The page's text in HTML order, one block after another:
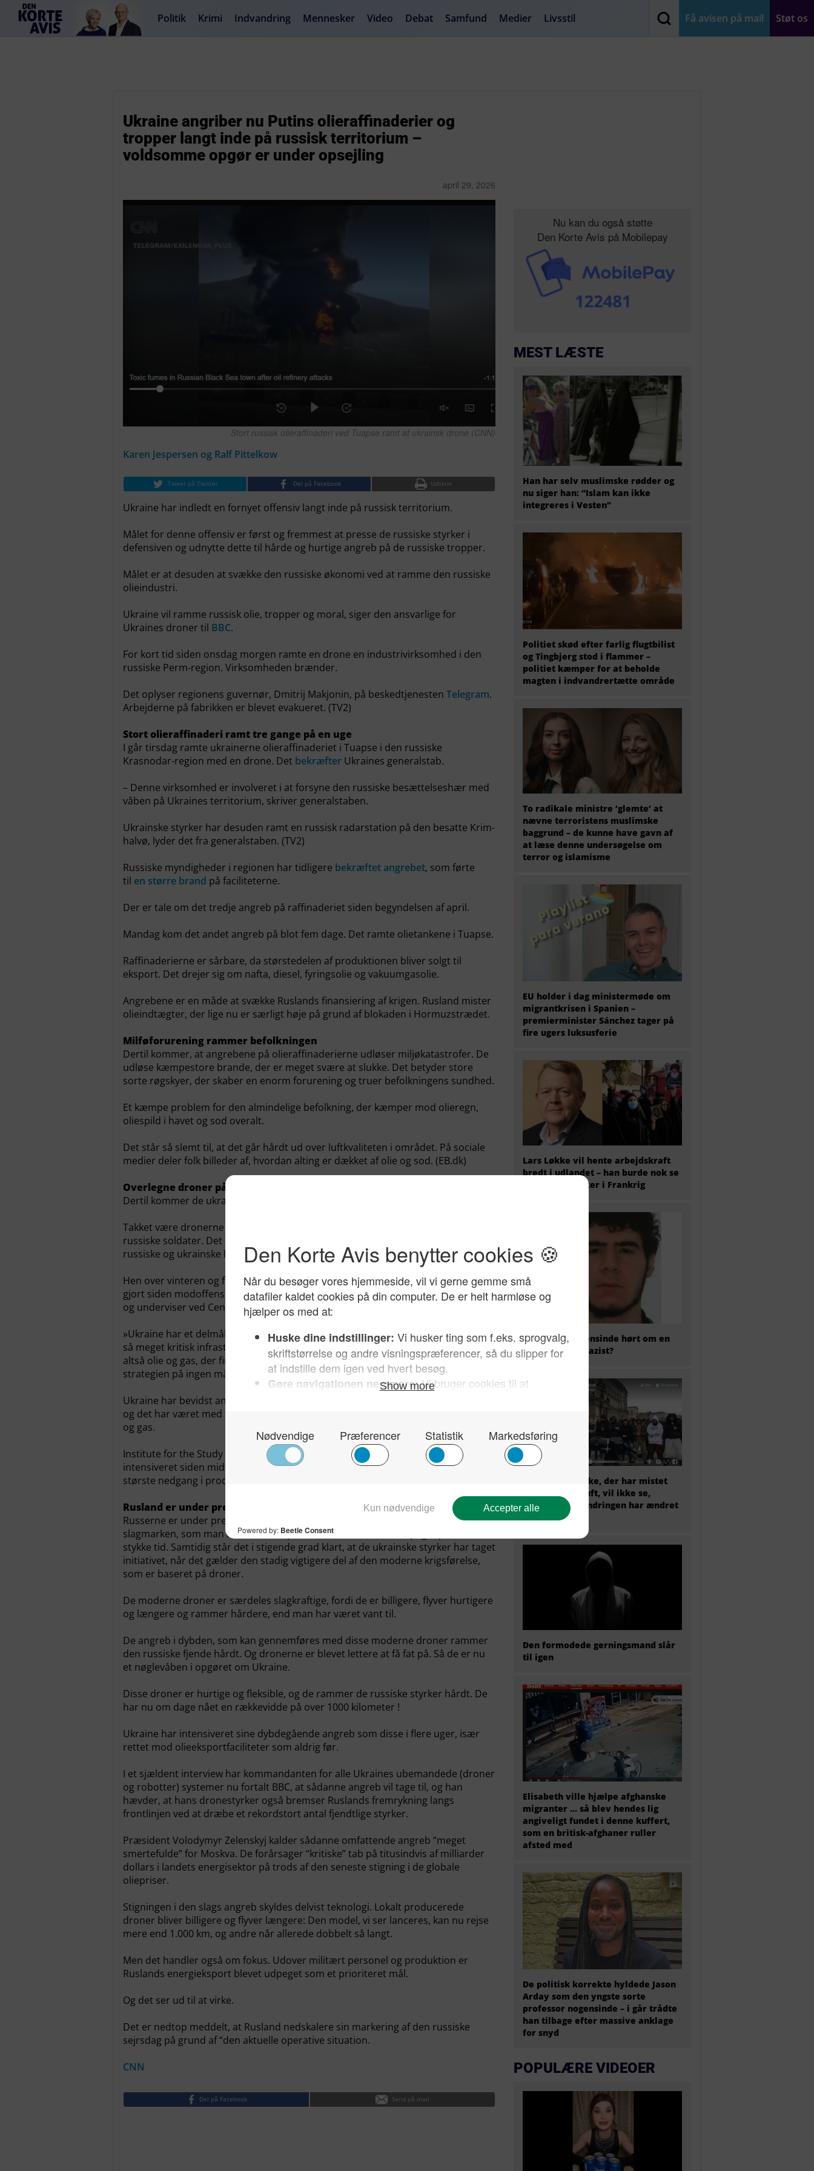
Få avisen på mail Støt os
Politik Krimi Indvandring Mennesker Video Debat Samfund Medier Livsstil
Ukraine angriber nu Putins olieraffinaderier og
tropper langt inde på russisk territorium –
voldsomme opgør er under opsejling
april 29, 2026
Stort russisk olieraffinaderi ved Tuapse ramt af ukrainsk drone (CNN)
Karen Jespersen og Ralf Pittelkow
Tweet på Twitter Del på Facebook Udskriv
Ukraine har indledt en fornyet offensiv langt inde på russisk territorium.
Målet for denne offensiv er først og fremmest at presse de russiske styrker i
defensiven og udnytte dette til hårde og hurtige angreb på de russiske tropper.
Målet er at desuden at svække den russiske økonomi ved at ramme den russiske
olieindustri.
Ukraine vil ramme russisk olie, tropper og moral, siger den ansvarlige for
Ukraines droner til BBC.
For kort tid siden onsdag morgen ramte en drone en industrivirksomhed i den
russiske Perm-region. Virksomheden brænder.
Det oplyser regionens guvernør, Dmitrij Makjonin, på beskedtjenesten Telegram.
Arbejderne på fabrikken er blevet evakueret. (TV2)
Stort olieraffinaderi ramt tre gange på en uge
I går tirsdag ramte ukrainerne olieraffinaderiet i Tuapse i den russiske
Krasnodar-region med en drone. Det bekræfter Ukraines generalstab.
– Denne virksomhed er involveret i at forsyne den russiske besættelseshær med
våben på Ukraines territorium, skriver generalstaben.
Ukrainske styrker har desuden ramt en russisk radarstation på den besatte Krim-
halvø, lyder det fra generalstaben. (TV2)
Russiske myndigheder i regionen har tidligere bekræftet angrebet, som førte
til en større brand på faciliteterne.
Der er tale om det tredje angreb på raffinaderiet siden begyndelsen af april.
Mandag kom det andet angreb på blot fem dage. Det ramte olietankene i Tuapse.
Raffinaderierne er sårbare, da størstedelen af produktionen bliver solgt til
eksport. Det drejer sig om nafta, diesel, fyringsolie og vakuumgasolie.
Angrebene er en måde at svække Ruslands finansiering af krigen. Rusland mister
olieindtægter, der lige nu er særligt høje på grund af blokaden i Hormuzstrædet.
Milføforurening rammer befolkningen
Dertil kommer, at angrebene på olieraffinaderierne udløser miljøkatastrofer. De
udløse kæmpestore brande, der er meget svære at slukke. Det betyder store
sorte røgskyer, der skaber en enorm forurening og truer befolkningens sundhed.
Et kæmpe problem for den almindelige befolkning, der kæmper mod olieregn,
oliespild i havet og sod overalt.
Det står så slemt til, at det går hårdt ud over luftkvaliteten i området. På sociale
medier deler folk billeder af, hvordan alting er dækket af olie og sod. (EB.dk)
Overlegne droner på slagmarken
Dertil kommer de ukrainske droner på slagmarken.
Takket være dronerne har Ukraine opnået et overtag på slagmarken over
russiske soldater. Det skriver Institute for the Study of War på baggrund af både
russiske og ukrainske kilder. (Politiken)
Hen over vinteren og foråret 2026 har Ukraine befriet et større areal, end de har
gjort siden modoffensiven i 2023. Det forklarer Alexander With, militæranalytiker
og underviser ved Center for Værnsfælles Operationer.
»Ukraine har et delmål, der hedder, at hvis de skal vinde krigen, skal de ødelægge
så meget kritisk infrastruktur i Rusland som muligt. For det er den infrastruktur,
altså olie og gas, der finansierer krigen«, siger Alexander With, der påpeger, at
strategien på ingen måde er et nyt fænomen. (Politiken)
Ukraine har bevidst angrebet hjørnestenene i den russiske infrastruktur i flere år,
og det har været med til at presse russisk økonomi, der hviler på eksport af olie
og gas.
Institute for the Study of War skriver tilmed, at angreb på infrastrukturen er
intensiveret siden midten af marts. Ifølge Reuters har det medført den potentielt
største nedgang i produktion af russisk olie siden 2020.
Rusland er under pres
Russerne er under pres. Den russiske hær har ikke opnået de resultater på
slagmarken, som man havde satset på. Det har Den Korte Avis peget på i et
stykke tid. Samtidig står det i stigende grad klart, at de ukrainske styrker har taget
initiativet, når det gælder den stadig vigtigere del af den moderne krigsførelse,
som er baseret på droner.
De moderne droner er særdeles slagkraftige, fordi de er billigere, flyver hurtigere
og længere og rammer hårdere, end man har været vant til.
De angreb i dybden, som kan gennemføres med disse moderne droner rammer
den russiske fjende hårdt. Og dronerne er blevet lettere at få fat på. Så de er nu
et nøglevåben i opgøret om Ukraine.
Disse droner er hurtige og fleksible, og de rammer de russiske styrker hårdt. De
har nu om dage nået en rækkevidde på over 1000 kilometer !
Ukraine har intensiveret sine dybdegående angreb som disse i flere uger, især
rettet mod olieeksportfaciliteter som aldrig før.
I et sjældent interview har kommandanten for alle Ukraines ubemandede (droner
og robotter) systemer nu fortalt BBC, at sådanne angreb vil tage til, og han
hævder, at hans dronestyrker også bremser Ruslands fremrykning langs
frontlinjen ved at dræbe et rekordstort antal fjendtlige styrker.
Præsident Volodymyr Zelenskyj kalder sådanne omfattende angreb “meget
smertefulde” for Moskva. De forårsager “kritiske” tab på titusindvis af milliarder
dollars i landets energisektor på trods af den seneste stigning i de globale
oliepriser.
Stigningen i den slags angreb skyldes delvist teknologi. Lokalt producerede
droner bliver billigere og flyver længere: Den model, vi ser lanceres, kan nu rejse
mere end 1.000 km, og andre når allerede dobbelt så langt.
Men det handler også om fokus. Udover militært personel og produktion er
Ruslands energieksport blevet udpeget som et prioriteret mål.
Og det ser ud til at virke.
Det er nedtop meddelt, at Rusland nedskalere sin markering af den russiske
sejrsdag på grund af “den aktuelle operative situation.
CNN
Del på Facebook Send på mail
Nu kan du også støtte
Den Korte Avis på Mobilepay
MEST LÆSTE
Han har selv muslimske rødder og
nu siger han: “Islam kan ikke
integreres i Vesten”
Politiet skød efter farlig flugtbilist
og Tingbjerg stod i flammer –
politiet kæmper for at beholde
magten i indvandrertætte område
To radikale ministre ‘glemte’ at
nævne terroristens muslimske
baggrund – de kunne have gavn af
at læse denne undersøgelse om
terror og islamisme
EU holder i dag ministermøde om
migrantkrisen i Spanien –
premierminister Sánchez tager på
fire ugers luksusferie
Lars Løkke vil hente arbejdskraft
bredt i udlandet – han burde nok se
på, hvad der sker i Frankrig
Hvem har nogensinde hørt om en
radikaliseret nazist?
Kun et menneske, der har mistet
sin sunde fornuft, vil ikke se,
hvordan indvandringen har ændret
Danmark
Den formodede gerningsmand slår
til igen
Elisabeth ville hjælpe afghanske
migranter … så blev hendes lig
angiveligt fundet i denne kuffert,
som en britisk-afghaner ruller
afsted med
De politisk korrekte hyldede Jason
Arday som den yngste sorte
professor nogensinde – i går trådte
han tilbage efter massive anklage
for snyd
POPULÆRE VIDEOER